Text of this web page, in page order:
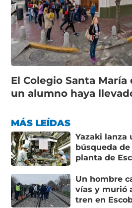
El Colegio Santa
un alumno haya
MÁS LEÍDAS
Yazaki lanza
búsqueda
planta de
Un hombre
vías y murió
tren en